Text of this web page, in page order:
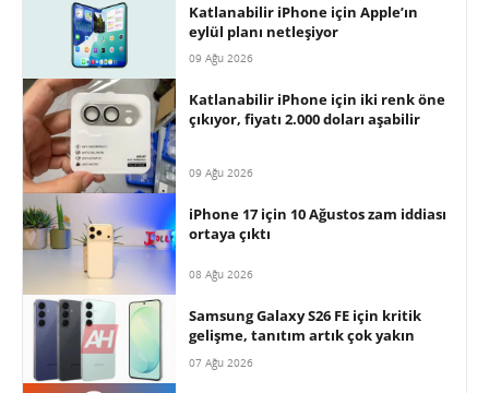
Katlanabilir iPhone için Apple’ın
eylül planı netleşiyor
09 Ağu 2026
Katlanabilir iPhone için iki renk öne
çıkıyor, fiyatı 2.000 doları aşabilir
09 Ağu 2026
iPhone 17 için 10 Ağustos zam iddiası
ortaya çıktı
08 Ağu 2026
Samsung Galaxy S26 FE için kritik
gelişme, tanıtım artık çok yakın
07 Ağu 2026